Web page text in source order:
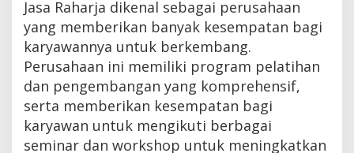
Jasa Raharja dikenal sebagai perusahaan
yang memberikan banyak kesempatan bagi
karyawannya untuk berkembang.
Perusahaan ini memiliki program pelatihan
dan pengembangan yang komprehensif,
serta memberikan kesempatan bagi
karyawan untuk mengikuti berbagai
seminar dan workshop untuk meningkatkan